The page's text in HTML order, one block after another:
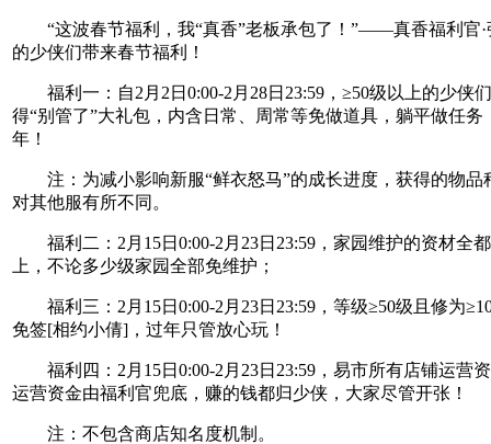
“这波春节福利，我“真香”老板承包了！”——真香福利官·
的少侠们带来春节福利！
福利一：自2月2日0:00-2月28日23:59，≥50级以上的少侠
得“别管了”大礼包，内含日常、周常等免做道具，躺平做任务
年！
注：为减小影响新服“鲜衣怒马”的成长进度，获得的物品
对其他服有所不同。
福利二：2月15日0:00-2月23日23:59，家园维护的资材全
上，不论多少级家园全部免维护；
福利三：2月15日0:00-2月23日23:59，等级≥50级且修为
免签[相约小倩]，过年只管放心玩！
福利四：2月15日0:00-2月23日23:59，易市所有店铺运营
运营资金由福利官兜底，赚的钱都归少侠，大家尽管开张！
注：不包含商店知名度机制。